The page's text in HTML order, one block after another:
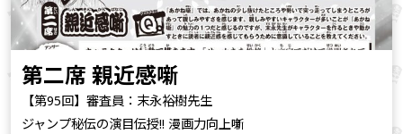
第二席 親近感噺
【第95回】審査員：末永裕樹先生
ジャンプ秘伝の演目伝授!! 漫画力向上噺